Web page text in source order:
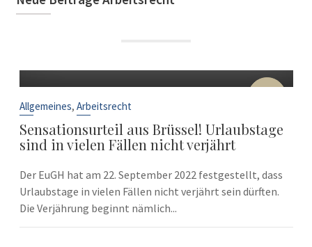
22
Allgemeines, Arbeitsrecht
Sensationsurteil aus Brüssel! Urlaubstage
sind in vielen Fällen nicht verjährt
Der EuGH hat am 22. September 2022 festgestellt, dass
Urlaubstage in vielen Fällen nicht verjährt sein dürften.
Die Verjährung beginnt nämlich...